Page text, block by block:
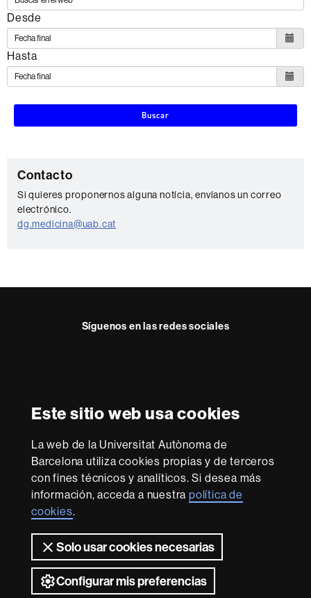
Este sitio web usa cookies
La web de la Universitat Autònoma de
Barcelona utiliza cookies propias y de terceros
con fines técnicos y analíticos. Si desea más
información, acceda a nuestrapolítica de
cookies.
Solo usar cookies necesarias
Configurar mis preferencias
Desde
Hasta
Buscar
C
o
n
Contacto
Si quieres proponernos alguna notícia, envíanos un correo
electrónico.
dg.medicina@uab.cat
Síguenos en las redes sociales
Excellence
Research
-
Euraxess
Con la financiación de
Sobre
esta
web Aviso legal Protección de datos
web Accesibilidad web Mapa del web UAB